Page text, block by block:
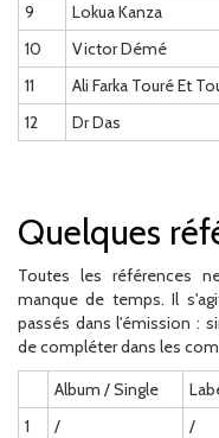
9
Lokua Kanza
10
Victor Démé
11
Ali Farka Touré Et
12
Dr Das
Quelques
Toutes les références
manque de temps. Il
passés dans l'émission :
de compléter dans les
Album / Single
1
/
/